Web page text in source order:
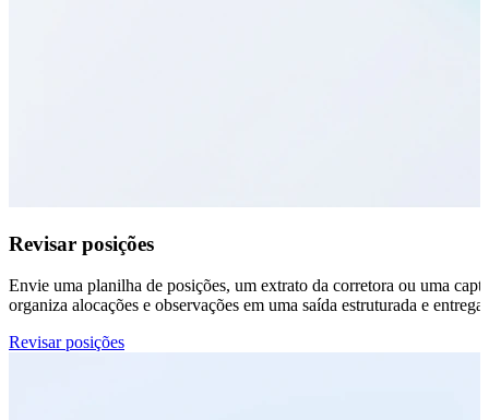
Revisar posições
Envie uma planilha de posições, um extrato da corretora ou uma
organiza alocações e observações em uma saída estruturada e
Revisar posições